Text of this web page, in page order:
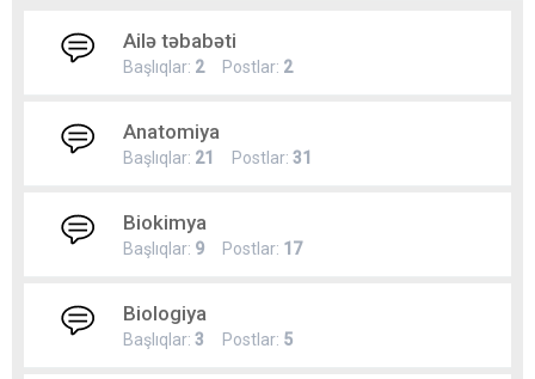
Ailə təbabəti
Başlıqlar: 2Postlar: 2
Anatomiya
Başlıqlar: 21 Postlar: 31
Biokimya
Başlıqlar: 9 Postlar: 17
Biologiya
Başlıqlar: 3 Postlar: 5